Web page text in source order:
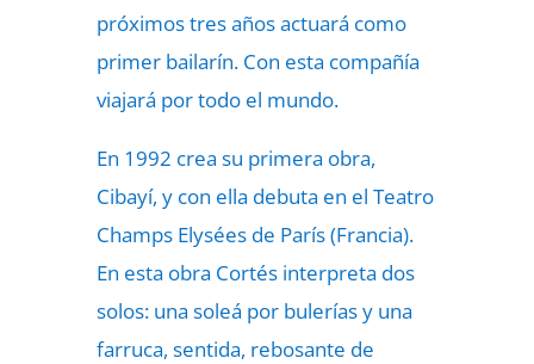
próximos tres años actuará como
primer bailarín. Con esta compañía
viajará por todo el mundo.
En 1992 crea su primera obra,
Cibayí, y con ella debuta en el Teatro
Champs Elysées de París (Francia).
En esta obra Cortés interpreta dos
solos: una soleá por bulerías y una
farruca, sentida, rebosante de